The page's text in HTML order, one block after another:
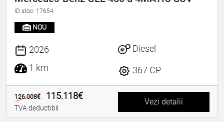
ID stoc: 17654
NOU
2026
1 km
Diesel
367 CP
126.008€ 115.118€
TVA deductibil
Vezi detalii